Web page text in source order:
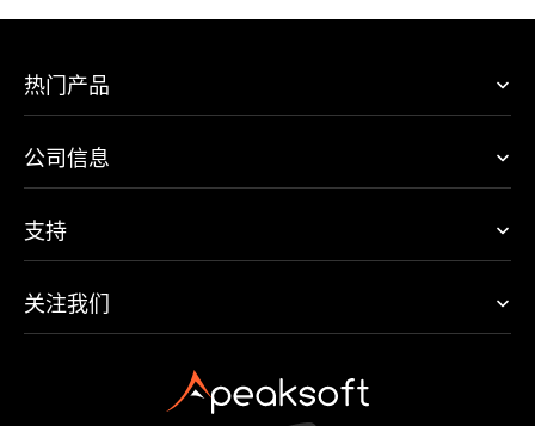
热门产品
公司信息
支持
关注我们